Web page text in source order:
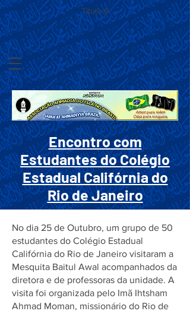
Título 6
Encontro com
Estudantes do Colégio
Estadual Califórnia do
Rio de Janeiro
No dia 25 de Outubro, um grupo de 50
estudantes do Colégio Estadual
Califórnia do Rio de Janeiro visitaram a
Mesquita Baitul Awal acompanhados da
diretora e de professoras da unidade. A
visita foi organizada pelo Imã Ihtsham
Ahmad Moman, missionário do Rio de